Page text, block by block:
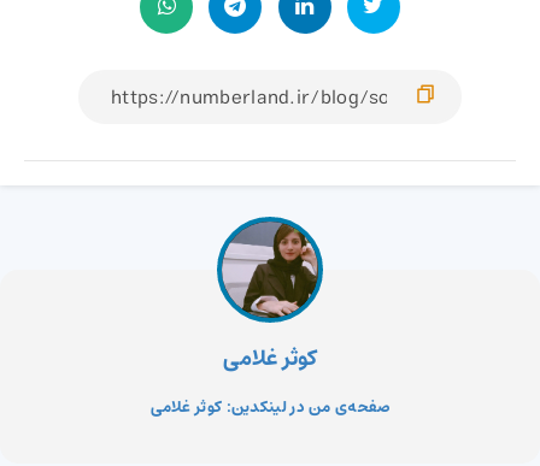
کوثر غلامی
صفحه‌ی من در لینکدین: کوثر غلامی